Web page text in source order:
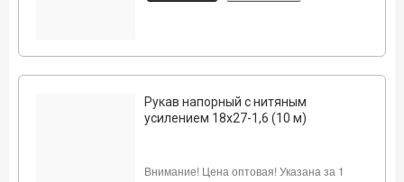
Рукав напорный с нитяным
усилением 18х27-1,6 (10 м)
Внимание! Цена оптовая! Указана за 1